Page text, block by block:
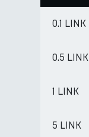
0.1 LINK
0.5 LINK
1 LINK
5 LINK